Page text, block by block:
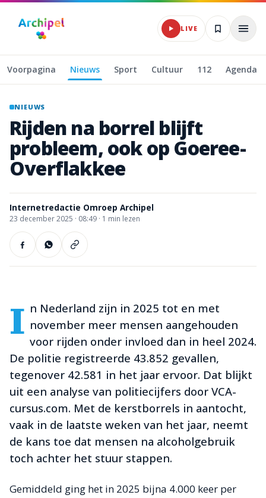
Naar hoofdinhoud
LIVE
Voorpagina Nieuws Sport Cultuur 112 Agenda
NIEUWS
Rijden na borrel blijft
probleem, ookop Goeree-
Overflakkee
Internetredactie Omroep Archipel
23 december 2025 · 08:49 · 1 min lezen
I n Nederland zijn in 2025 tot en met
november meer mensen aangehouden
voor rijden onder invloed dan in heel 2024.
De politie registreerde 43.852 gevallen,
tegenover 42.581 in het jaar ervoor. Dat blijkt
uit een analyse van politiecijfers door VCA-
cursus.com. Met de kerstborrels in aantocht,
vaak in de laatste weken van het jaar, neemt
de kans toe dat mensen na alcoholgebruik
toch achter het stuur stappen.
Gemiddeld ging het in 2025 bijna 4.000 keer per